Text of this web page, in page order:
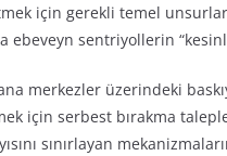
için gerekli temel
sentriyollerin
merkezler üzerindeki
için serbest bırakma
sınırlayan